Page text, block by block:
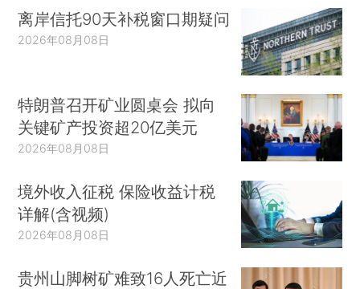
离岸信托90天补税窗口期疑问
2026年08月08日
特朗普召开矿业圆桌会 拟向
关键矿产投资超20亿美元
2026年08月08日
境外收入征税 保险收益计税
详解(含视频)
2026年08月08日
贵州山脚树矿难致16人死亡近